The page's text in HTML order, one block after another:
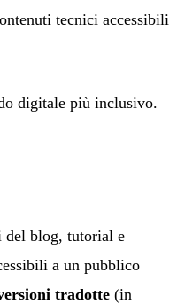
tecnici accessibili
digitale più inclusivo.
del blog, tutorial e
a un pubblico
tradotte (in